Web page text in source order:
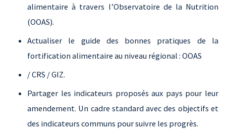
alimentaire à travers l’Observatoire de la Nutrition
(OOAS).
Actualiser le guide des bonnes pratiques de la
fortification alimentaire au niveau régional : OOAS
/ CRS / GIZ.
Partager les indicateurs proposés aux pays pour leur
amendement. Un cadre standard avec des objectifs et
des indicateurs communs pour suivre les progrès.